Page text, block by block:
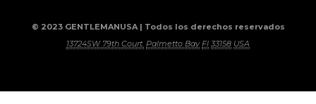
© 2023 GENTLEMANUSA | Todos los derechos reservados
13724SW 79th Court. Palmetto Bay Fl 33158 USA